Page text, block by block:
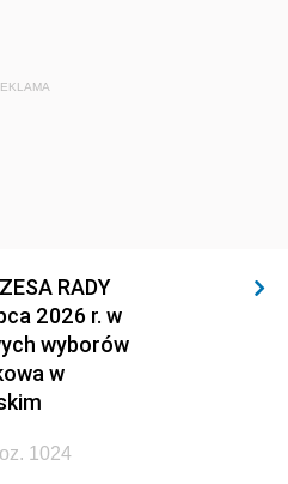
RADY
2026 r. w
wyborów
w
1024